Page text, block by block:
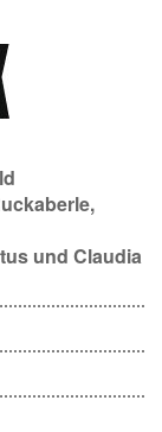
,
und Claudia